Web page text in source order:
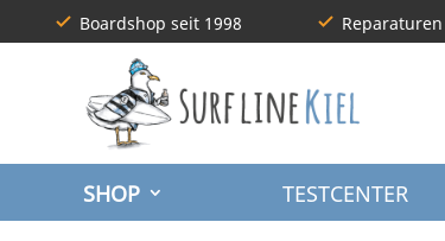
Boardshop seit 1998 Reparaturen
SHOP TESTCENTER